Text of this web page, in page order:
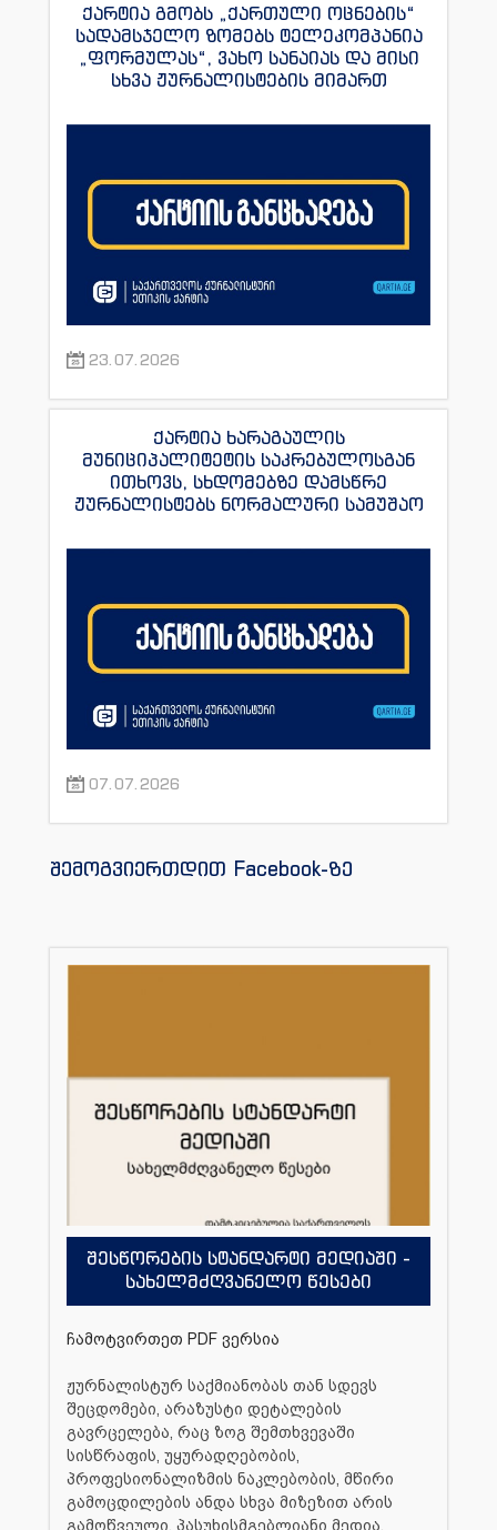
ქარტია გმობს „ქართული ოცნების“
სადამსჯელო ზომებს ტელეკომპანია
„ფორმულას“, ვახო სანაიას და მისი
სხვა ჟურნალისტების მიმართ
23.07.2026
ქარტია ხარაგაულის
მუნიციპალიტეტის საკრებულოსგან
ითხოვს, სხდომებზე დამსწრე
ჟურნალისტებს ნორმალური სამუშაო
07.07.2026
შემოგვიერთდით Facebook-ზე
შესწორების სტანდარტი მედიაში -
სახელმძღვანელო წესები
ჩამოტვირთეთ PDF ვერსია
ჟურნალისტურ საქმიანობას თან სდევს
შეცდომები, არაზუსტი დეტალების
გავრცელება, რაც ზოგ შემთხვევაში
სისწრაფის, უყურადღებობის,
პროფესიონალიზმის ნაკლებობის, მწირი
გამოცდილების ანდა სხვა მიზეზით არის
გამოწვეული. პასუხისმგებლიანი მედია,